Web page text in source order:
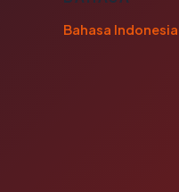
Bahasa Indonesia